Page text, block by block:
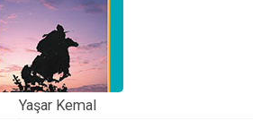
Yaşar Kemal